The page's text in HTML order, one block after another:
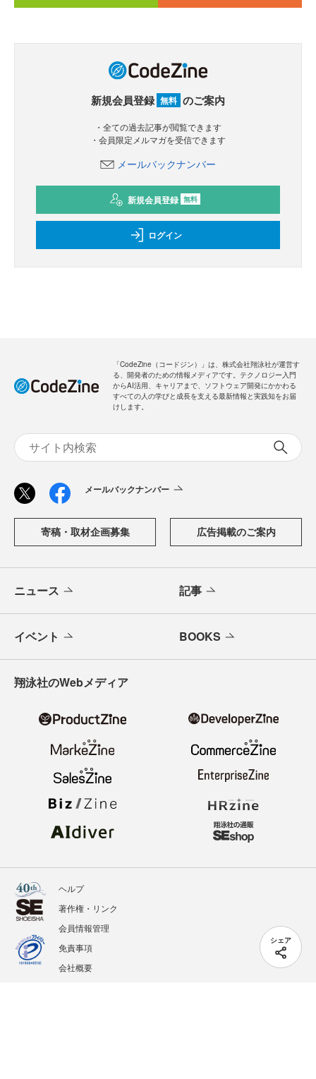
シェア
新規会員登録 無料 のご案内
・全ての過去記事が閲覧できます
・会員限定メルマガを受信できます
メールバックナンバー
新規会員登録 無料
ログイン
「CodeZine（コードジン）」は、株式会社翔泳社が運営す
る、開発者のための情報メディアです。テクノロジー入門
からAI活用、キャリアまで、ソフトウェア開発にかかわる
すべての人の学びと成長を支える最新情報と実践知をお届
けします。
メールバックナンバー
寄稿・取材企画募集 広告掲載のご案内
ニュース 記事
イベント BOOKS
翔泳社のWebメディア
ヘルプ
著作権・リンク
会員情報管理
免責事項
会社概要